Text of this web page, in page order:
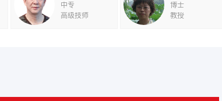
中专
高级技师
博士
教授